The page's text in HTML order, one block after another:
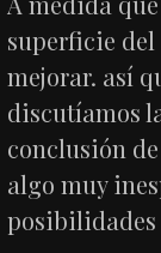
superficie del
mejorar. así
discutíamos
conclusión
algo muy
posibilidades